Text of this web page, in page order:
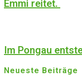
Emmi reitet.
Im Pongau
Neueste Beiträge